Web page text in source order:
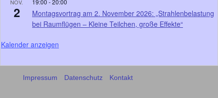
NOV.
2
Montagsvortrag am 2. November 2026: „Strahlenbelastung
bei Raumflügen – Kleine Teilchen, große Effekte“
Kalender anzeigen
Impressum Datenschutz Kontakt